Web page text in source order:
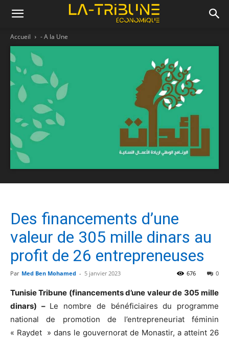
Accueil - A la Une
Des financements d’une
valeur de 305 mille dinars au
profit de 26 entrepreneuses
Par Med Ben Mohamed - 5 janvier 2023 0
676
Tunisie Tribune (financements d’une valeur de 305 mille
dinars) – Le nombre de bénéficiaires du programme
national de promotion de l’entrepreneuriat féminin
« Raydet » dans le gouvernorat de Monastir, a atteint 26